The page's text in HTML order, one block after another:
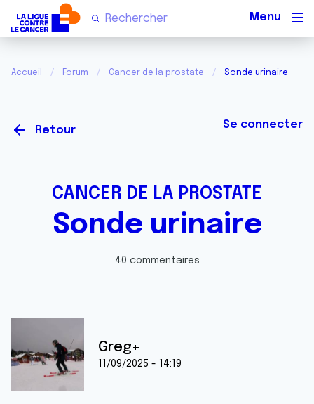
Accueil Forum Cancer de la prostate Sonde urinaire
Retour Se connecter
CANCER DE LA PROSTATE
Sonde urinaire
40 commentaires
Greg+
11/09/2025 - 14:19